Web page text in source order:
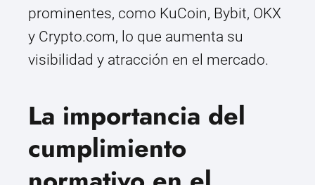
prominentes, como KuCoin, Bybit, OKX
y Crypto.com, lo que aumenta su
visibilidad y atracción en el mercado.
La importancia del
cumplimiento